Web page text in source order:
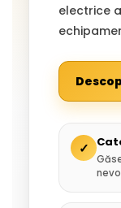
electrice
✓